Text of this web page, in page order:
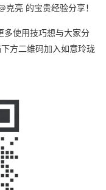
亮 的宝贵经验分享！
多使用技巧想与大家分
方二维码加入如意玲珑